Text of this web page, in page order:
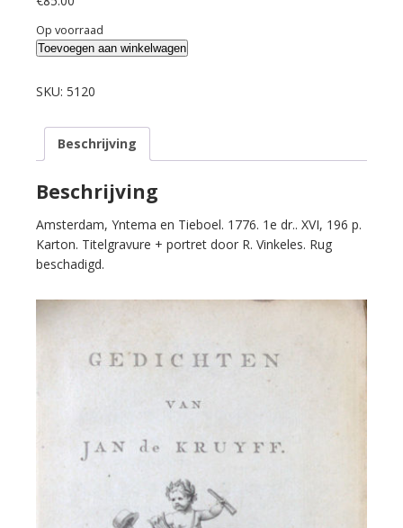
Op voorraad
Kruyff,
de.
aantal
Toevoegen aan winkelwagen
SKU: 5120
Beschrijving
Beschrijving
Amsterdam, Yntema en Tieboel. 1776. 1e dr.. XVI, 196 p.
Karton. Titelgravure + portret door R. Vinkeles. Rug
beschadigd.